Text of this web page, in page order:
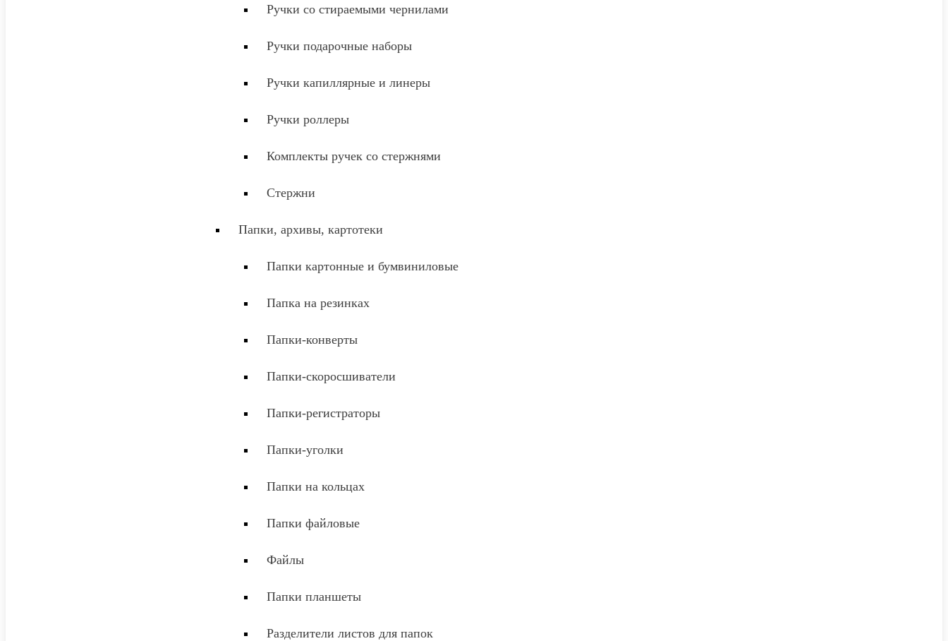
Ручки со стираемыми чернилами
Ручки подарочные наборы
Ручки капиллярные и линеры
Ручки роллеры
Комплекты ручек со стержнями
Стержни
Папки, архивы, картотеки
Папки картонные и бумвиниловые
Папка на резинках
Папки-конверты
Папки-скоросшиватели
Папки-регистраторы
Папки-уголки
Папки на кольцах
Папки файловые
Файлы
Папки планшеты
Разделители листов для папок